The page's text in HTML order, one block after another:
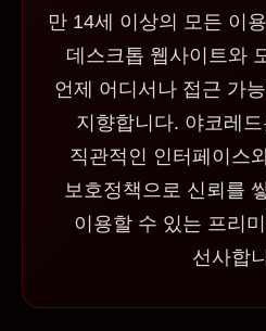
만 14세 이상의 모든 이
데스크톱 웹사이트와
언제 어디서나 접근 가
지향합니다. 야코레
직관적인 인터페이스
보호정책으로 신뢰를
이용할 수 있는 프리
선사합